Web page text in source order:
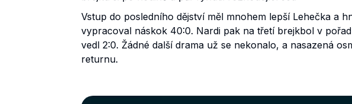
Vstup do posledního dějství měl mnohem lepší Lehečka a
vypracoval náskok 40:0. Nardi pak na třetí brejkbol v
vedl 2:0. Žádné další drama už se nekonalo, a nasazená
returnu.